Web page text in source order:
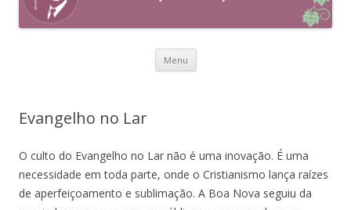
Menu Pular
Evangelho no Lar
O culto do Evangelho no Lar não é uma inovação. É uma
necessidade em toda parte, onde o Cristianismo lança raízes
de aperfeiçoamento e sublimação. A Boa Nova seguiu da